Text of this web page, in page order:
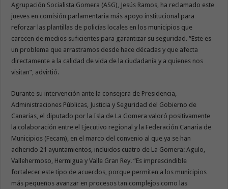
Agrupación Socialista Gomera (ASG), Jesús Ramos, ha reclamado este
jueves en comisión parlamentaria más apoyo institucional para
reforzar las plantillas de policías locales en los municipios que
carecen de medios suficientes para garantizar su seguridad. “Este es
un problema que arrastramos desde hace décadas y que afecta
directamente a la calidad de vida de la ciudadanía y a quienes nos
visitan”, advirtió.
Durante su intervención ante la consejera de Presidencia,
Administraciones Públicas, Justicia y Seguridad del Gobierno de
Canarias, el diputado por la Isla de La Gomera valoró positivamente
la colaboración entre el Ejecutivo regional y la Federación Canaria de
Municipios (Fecam), en el marco del convenio al que ya se han
adherido 21 ayuntamientos, incluidos cuatro de La Gomera: Agulo,
Vallehermoso, Hermigua y Valle Gran Rey. “Es imprescindible
fortalecer este tipo de acuerdos, porque permiten a los municipios
más pequeños avanzar en procesos tan complejos como las